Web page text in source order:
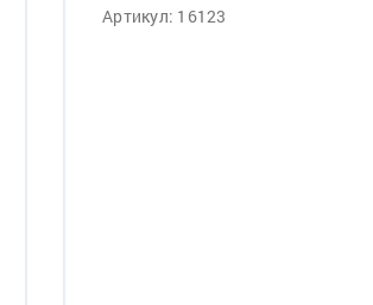
Артикул: 16123